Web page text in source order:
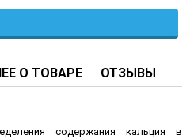
О ТОВАРЕ ОТЗЫВЫ
содержания кальция в